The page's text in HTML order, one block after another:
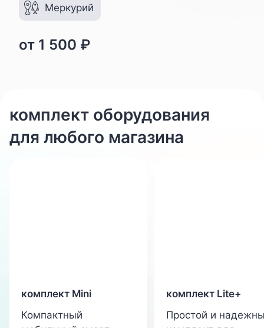
Меркурий
от 1 500 ₽
комплект оборудования
для любого магазина
комплект Mini
Компактный
комплект Lite+
Простой и